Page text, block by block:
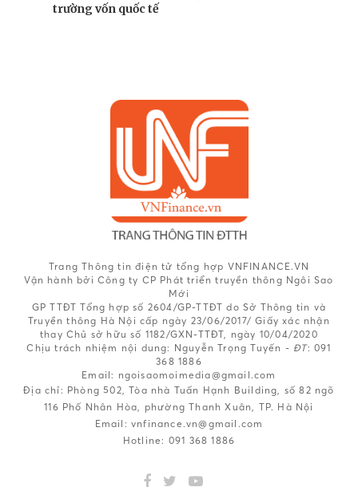
trường vốn quốc tế
Trang Thông tin điện tử tổng hợp VNFINANCE.VN
Vận hành bởi Công ty CP Phát triển truyền thông Ngôi Sao
Mới
GP TTĐT Tổng hợp số 2604/GP-TTĐT do Sở Thông tin và
Truyền thông Hà Nội cấp ngày 23/06/2017/ Giấy xác nhận
thay Chủ sở hữu số 1182/GXN-TTĐT, ngày 10/04/2020
Chịu trách nhiệm nội dung: Nguyễn Trọng Tuyến - ĐT: 091
368 1886
Email: ngoisaomoimedia@gmail.com
Địa chỉ: Phòng 502, Tòa nhà Tuấn Hạnh Building, số 82 ngõ
116 Phố Nhân Hòa, phường Thanh Xuân, TP. Hà Nội
Email: vnfinance.vn@gmail.com
Hotline: 091 368 1886